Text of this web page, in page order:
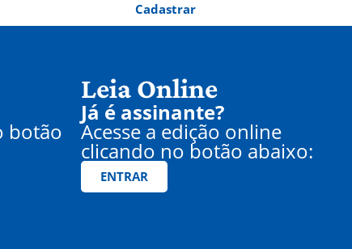
Cadastrar
botão
Leia Online
Já é assinante?
Acesse a edição online
clicando no botão abaixo:
ENTRAR